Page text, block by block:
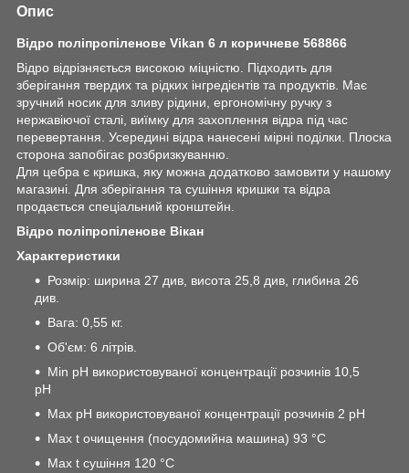
Опис
Відро поліпропіленове Vikan 6 л коричневе 568866
Відро відрізняється високою міцністю. Підходить для
зберігання твердих та рідких інгредієнтів та продуктів. Має
зручний носик для зливу рідини, ергономічну ручку з
нержавіючої сталі, виїмку для захоплення відра під час
перевертання. Усередині відра нанесені мірні поділки. Плоска
сторона запобігає розбризкуванню.
Для цебра є кришка, яку можна додатково замовити у нашому
магазині. Для зберігання та сушіння кришки та відра
продається спеціальний кронштейн.
Відро поліпропіленове Вікан
Характеристики
Розмір: ширина 27 див, висота 25,8 див, глибина 26
див.
Вага: 0,55 кг.
Об'єм: 6 літрів.
Min pH використовуваної концентрації розчинів 10,5
pH
Max pH використовуваної концентрації розчинів 2 pH
Max t очищення (посудомийна машина) 93 °C
Max t сушіння 120 °C